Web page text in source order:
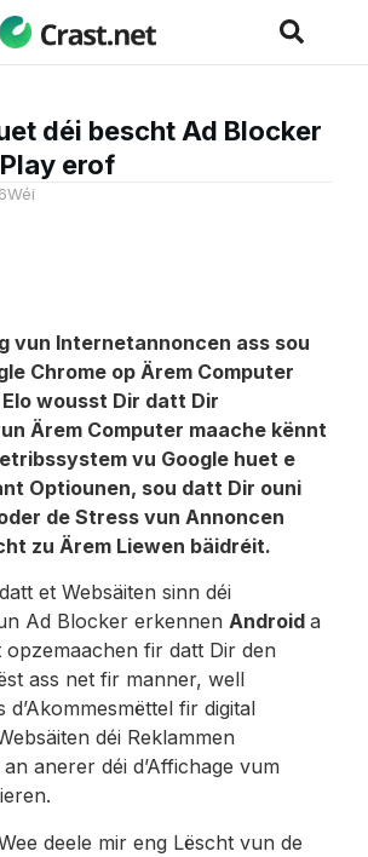
déi bescht Ad Blocker
erof
Wéi
vun Internetannoncen ass sou
Chrome op Ärem Computer
wousst Dir datt Dir
Ärem Computer maache kënnt
vu Google huet e
Optiounen, sou datt Dir ouni
de Stress vun Annoncen
zu Ärem Liewen bäidréit.
et Websäiten sinn déi
Ad Blocker erkennen Android a
fir datt Dir den
ass net fir manner, well
d’Akommesmëttel fir digital
déi Reklammen
anerer déi d’Affichage vum
deele mir eng Lëscht vun de